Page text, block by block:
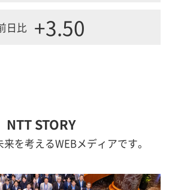
日比 +3.50
NTT STORY
を考えるWEBメディアです。